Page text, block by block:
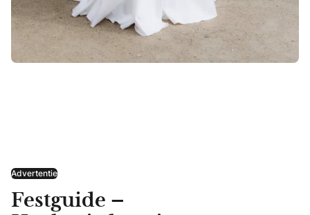
Advertentie
Festguide –